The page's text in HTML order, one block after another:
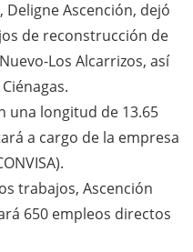
Ascención, dejó
de reconstrucción de
Los Alcarrizos, así
una longitud de 13.65
a cargo de la empresa
trabajos, Ascención
650 empleos directos